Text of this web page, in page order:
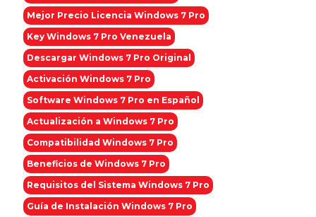
Mejor Precio Licencia Windows 7 Pro
Key Windows 7 Pro Venezuela
Descargar Windows 7 Pro Original
Activación Windows 7 Pro
Software Windows 7 Pro en Español
Actualización a Windows 7 Pro
Compatibilidad Windows 7 Pro
Beneficios de Windows 7 Pro
Requisitos del Sistema Windows 7 Pro
Guía de Instalación Windows 7 Pro